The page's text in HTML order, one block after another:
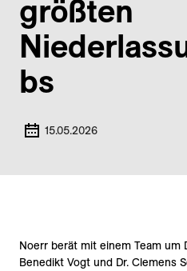
größten
bs
15.05.2026
Noerr berät mit einem Team um
Benedikt Vogt und Dr. Clemens